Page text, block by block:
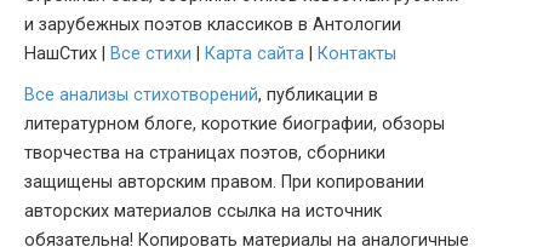
и зарубежных поэтов классиков в Антологии
НашСтих |
Все стихи Карта сайта
Контакты
Все анализы стихотворений, публикации в
литературном блоге, короткие биографии, обзоры
творчества на страницах поэтов, сборники
защищены авторским правом. При копировании
авторских материалов ссылка на источник
обязательна! Копировать материалы на аналогичные